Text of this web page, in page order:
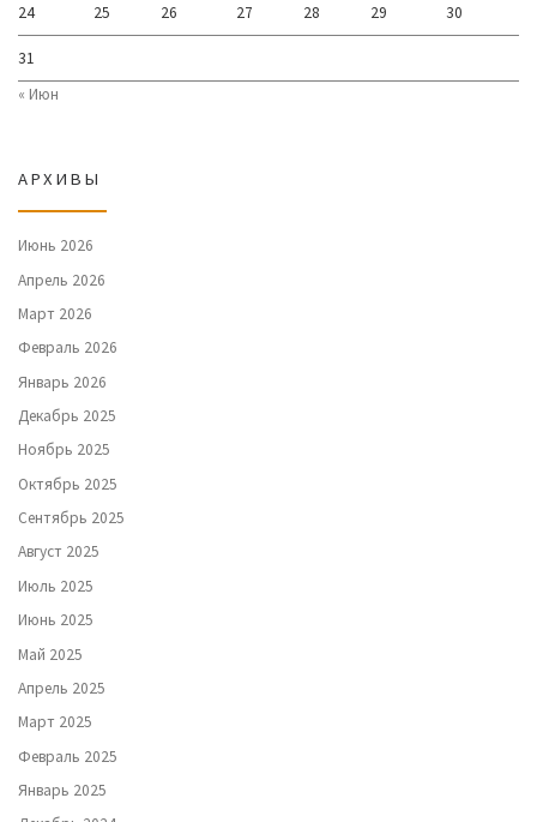
24 25 26 27 28 29 30
31
« Июн
АРХИВЫ
Июнь 2026
Апрель 2026
Март 2026
Февраль 2026
Январь 2026
Декабрь 2025
Ноябрь 2025
Октябрь 2025
Сентябрь 2025
Август 2025
Июль 2025
Июнь 2025
Май 2025
Апрель 2025
Март 2025
Февраль 2025
Январь 2025